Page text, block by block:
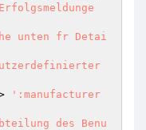
unten fr Detai
':manufacturer
des Benu